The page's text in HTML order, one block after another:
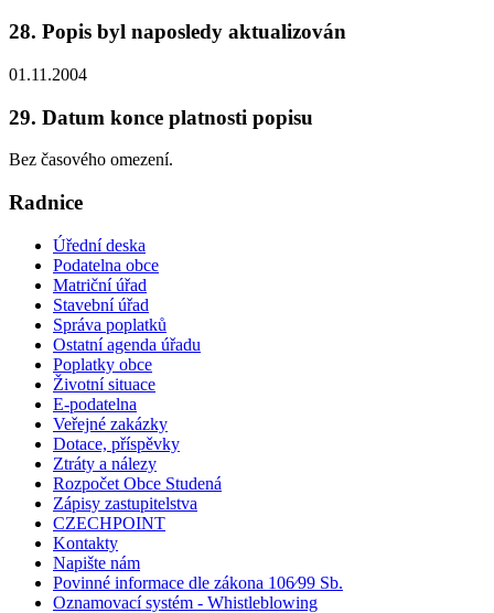
28. Popis byl naposledy aktualizován
01.11.2004
29. Datum konce platnosti popisu
Bez časového omezení.
Radnice
Úřední deska
Podatelna obce
Matriční úřad
Stavební úřad
Správa poplatků
Ostatní agenda úřadu
Poplatky obce
Životní situace
E-podatelna
Veřejné zakázky
Dotace, příspěvky
Ztráty a nálezy
Rozpočet Obce Studená
Zápisy zastupitelstva
CZECHPOINT
Kontakty
Napište nám
Povinné informace dle zákona 106⁄99 Sb.
Oznamovací systém - Whistleblowing